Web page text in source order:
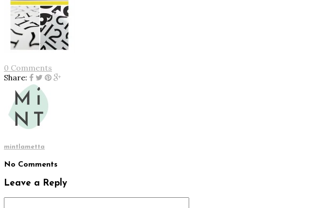
0 Comments
Share:
mintlametta
No Comments
Leave a Reply